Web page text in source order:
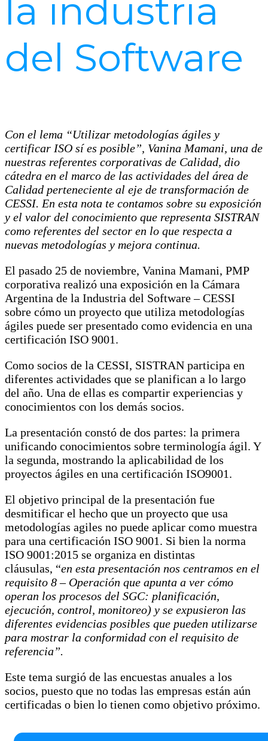
la industria
del Software
Con el lema “Utilizar metodologías ágiles y
certificar ISO sí es posible”, Vanina Mamani, una de
nuestras referentes corporativas de Calidad, dio
cátedra en el marco de las actividades del área de
Calidad perteneciente al eje de transformación de
CESSI. En esta nota te contamos sobre su exposición
y el valor del conocimiento que representa SISTRAN
como referentes del sector en lo que respecta a
nuevas metodologías y mejora continua.
El pasado 25 de noviembre, Vanina Mamani, PMP
corporativa realizó una exposición en la Cámara
Argentina de la Industria del Software – CESSI
sobre cómo un proyecto que utiliza metodologías
ágiles puede ser presentado como evidencia en una
certificación ISO 9001.
Como socios de la CESSI, SISTRAN participa en
diferentes actividades que se planifican a lo largo
del año. Una de ellas es compartir experiencias y
conocimientos con los demás socios.
La presentación constó de dos partes: la primera
unificando conocimientos sobre terminología ágil. Y
la segunda, mostrando la aplicabilidad de los
proyectos ágiles en una certificación ISO9001.
El objetivo principal de la presentación fue
desmitificar el hecho que un proyecto que usa
metodologías agiles no puede aplicar como muestra
para una certificación ISO 9001. Si bien la norma
ISO 9001:2015 se organiza en distintas
cláusulas, “en esta presentación nos centramos en el
requisito 8 – Operación que apunta a ver cómo
operan los procesos del SGC: planificación,
ejecución, control, monitoreo) y se expusieron las
diferentes evidencias posibles que pueden utilizarse
para mostrar la conformidad con el requisito de
referencia”.
Este tema surgió de las encuestas anuales a los
socios, puesto que no todas las empresas están aún
certificadas o bien lo tienen como objetivo próximo.